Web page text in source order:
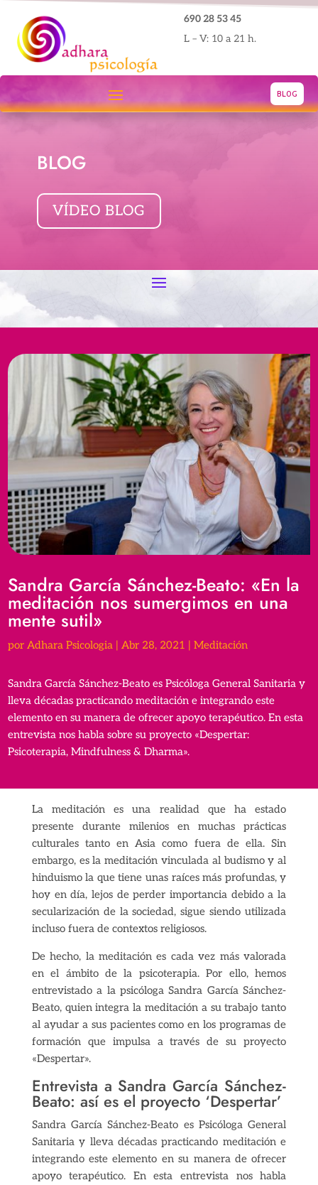
690 28 53 45
L – V: 10 a 21 h.
BLOG
BLOG
VÍDEO BLOG
Sandra García Sánchez-Beato: «En la
meditación nos sumergimos en una
mente sutil»
porAdhara Psicologia |Abr 28, 2021 |Meditación
Sandra García Sánchez-Beato es Psicóloga General Sanitaria y
lleva décadas practicando meditación e integrando este
elemento en su manera de ofrecer apoyo terapéutico. En esta
entrevista nos habla sobre su proyecto «Despertar:
Psicoterapia, Mindfulness & Dharma».
La meditación es una realidad que ha estado
presente durante milenios en muchas prácticas
culturales tanto en Asia como fuera de ella. Sin
embargo, es la meditación vinculada al budismo y al
hinduismo la que tiene unas raíces más profundas, y
hoy en día, lejos de perder importancia debido a la
secularización de la sociedad, sigue siendo utilizada
incluso fuera de contextos religiosos.
De hecho, la meditación es cada vez más valorada
en el ámbito de la psicoterapia. Por ello, hemos
entrevistado a la psicóloga Sandra García Sánchez-
Beato, quien integra la meditación a su trabajo tanto
al ayudar a sus pacientes como en los programas de
formación que impulsa a través de su proyecto
«Despertar».
Entrevista a Sandra García Sánchez-
Beato: así es el proyecto ‘Despertar’
Sandra García Sánchez-Beato es Psicóloga General
Sanitaria y lleva décadas practicando meditación e
integrando este elemento en su manera de ofrecer
apoyo terapéutico. En esta entrevista nos habla